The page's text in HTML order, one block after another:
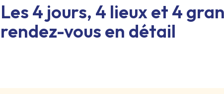
Les 4 jours, 4 lieux et 4
rendez-vous en détail